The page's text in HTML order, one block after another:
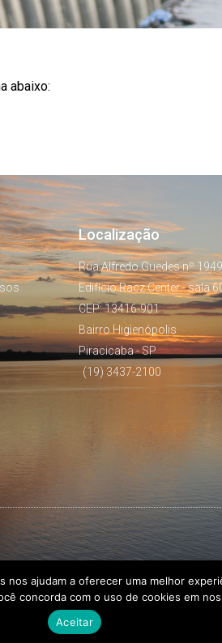
abaixo:
Localização
Rua Alfredo Guedes nº 1949
Edifício Racz Center - sala
CEP: 13416-901
Bairro Higienópolis
Piracicaba - SP
(19) 3437-2100
ajudam a oferecer uma melhor
concorda com o uso de cookies em
Aceitar